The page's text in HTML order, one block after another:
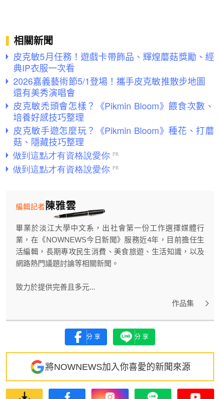
相關新聞
皮克敏5月任務！遊戲卡帶飾品、輝煌蘑菇獎勵、經
典IP衣服一次看
2026嘉義藝術節5/1登場！攜手皮克敏推散步地圖
還有美秀演唱會
皮克敏禿頭會怎樣？《Pikmin Bloom》餵食次數、
培養好感技巧整理
皮克敏手遊怎麼玩？《Pikmin Bloom》種花、打蘑
菇、隱藏技巧整理
陳雅雲
編輯記者
畢業於淡江大學中文系，出社會第一份工作選擇媒體行
業，在《NOWNEWS今日新聞》服務近4年，目前擔任生
活編輯，長期專攻民生消費、美食旅遊、生活知識，以及
網路熱門議題討論等相關新聞。
致力於提供完善且多元...
作品集
分享 分享
將NOWNEWS加入你喜愛的新聞來源